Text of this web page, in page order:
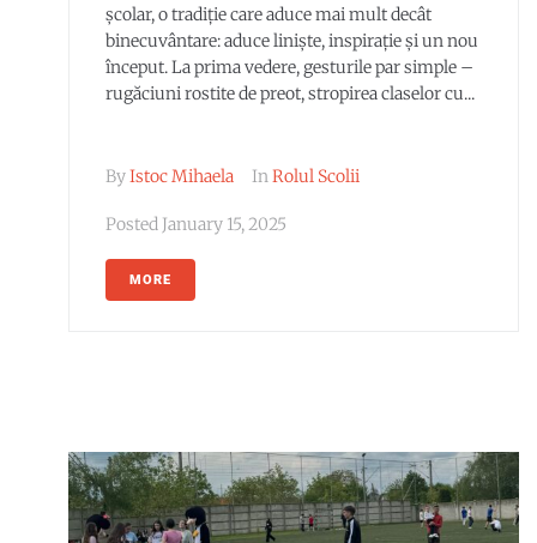
școlar, o tradiție care aduce mai mult decât
binecuvântare: aduce liniște, inspirație și un nou
început. La prima vedere, gesturile par simple –
rugăciuni rostite de preot, stropirea claselor cu...
ByIstoc Mihaela InRolul Scolii
Posted January 15, 2025
MORE